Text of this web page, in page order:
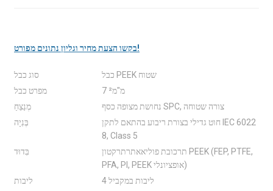
בקשו הצעת מחיר וגליון נתונים מפורט!
סוג כבל
כבל PEEK שטוח
מפרט כבל
7 מ"מ²
מְנַצֵחַ
נחושת מצופה כסף SPC, צורה שטוחה
בְּנִיָה
חוט גדילי בצורת ריבוע בהתאם לתקן IEC 6022
8, Class 5
בִּדוּד
תרכובת פוליאאתרתרקטון PEEK (FEP, PTFE,
PFA, PI, PEEK אופציונלי)
ליבות
4 ליבות במקביל